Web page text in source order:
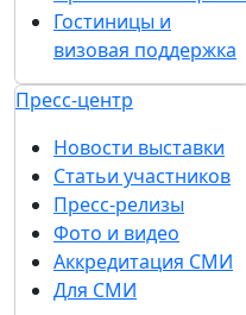
Гостиницы и
визовая поддержка
Пресс-центр
Новости выставки
Статьи участников
Пресс-релизы
Фото и видео
Аккредитация СМИ
Для СМИ